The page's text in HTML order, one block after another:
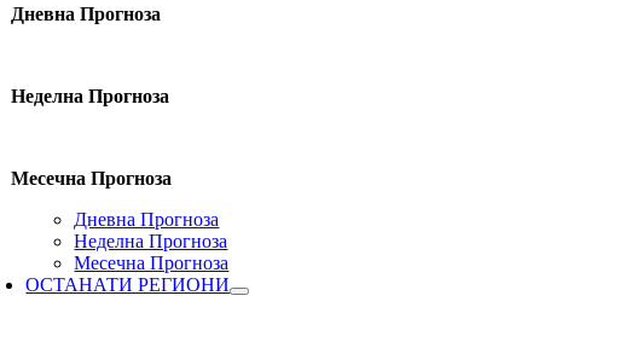
Дневна Прогноза
Неделна Прогноза
Месечна Прогноза
Дневна Прогноза
Неделна Прогноза
Месечна Прогноза
ОСТАНАТИ РЕГИОНИ